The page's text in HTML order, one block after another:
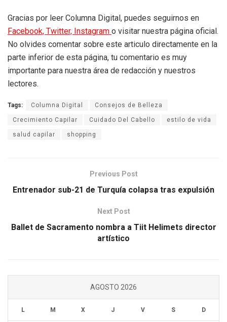
Gracias por leer Columna Digital, puedes seguirnos en
Facebook, Twitter, Instagram o visitar nuestra página oficial.
No olvides comentar sobre este articulo directamente en la
parte inferior de esta página, tu comentario es muy
importante para nuestra área de redacción y nuestros
lectores.
Tags: Columna Digital Consejos de Belleza
Crecimiento Capilar Cuidado Del Cabello estilo de vida
salud capilar shopping
Previous Post
Entrenador sub-21 de Turquía colapsa tras expulsión
Next Post
Ballet de Sacramento nombra a Tiit Helimets director
artístico
AGOSTO 2026
L M X J V S D